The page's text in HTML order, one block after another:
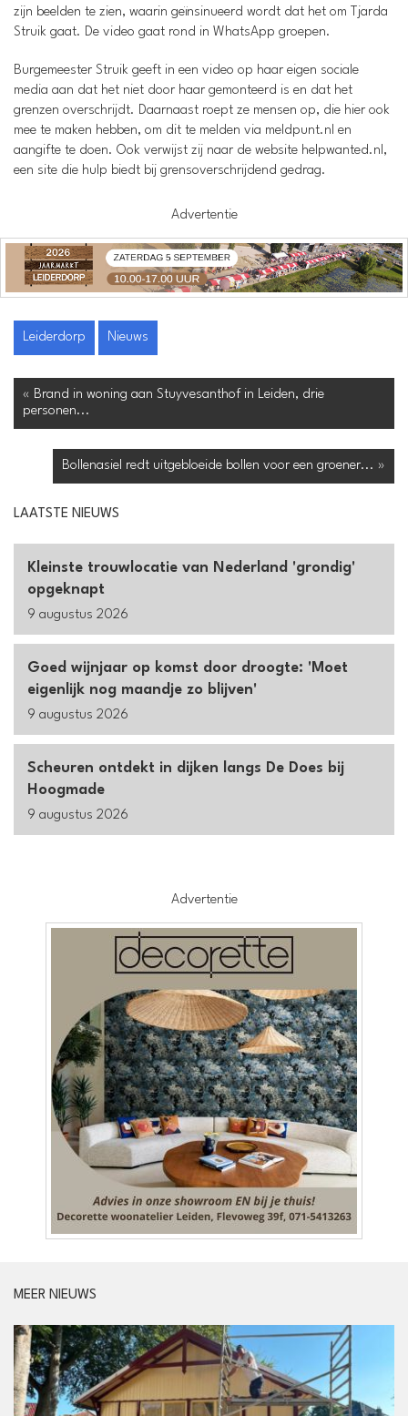
zijn beelden te zien, waarin geïnsinueerd wordt dat het om Tjarda
Struik gaat. De video gaat rond in WhatsApp groepen.
Burgemeester Struik geeft in een video op haar eigen sociale
media aan dat het niet door haar gemonteerd is en dat het
grenzen overschrijdt. Daarnaast roept ze mensen op, die hier ook
mee te maken hebben, om dit te melden via meldpunt.nl en
aangifte te doen. Ook verwijst zij naar de website helpwanted.nl,
een site die hulp biedt bij grensoverschrijdend gedrag.
Advertentie
Leiderdorp Nieuws
« Brand in woning aan Stuyvesanthof in Leiden, drie
personen...
Bollenasiel redt uitgebloeide bollen voor een groener... »
LAATSTE NIEUWS
Kleinste trouwlocatie van Nederland 'grondig'
opgeknapt
9 augustus 2026
Goed wijnjaar op komst door droogte: 'Moet
eigenlijk nog maandje zo blijven'
9 augustus 2026
Scheuren ontdekt in dijken langs De Does bij
Hoogmade
9 augustus 2026
Advertentie
MEER NIEUWS